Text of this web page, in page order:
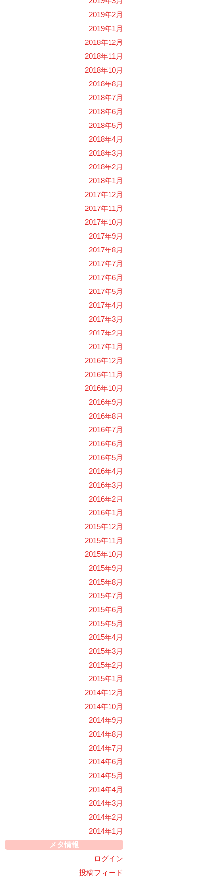
2019年2月
2019年1月
2018年12月
2018年11月
2018年10月
2018年8月
2018年7月
2018年6月
2018年5月
2018年4月
2018年3月
2018年2月
2018年1月
2017年12月
2017年11月
2017年10月
2017年9月
2017年8月
2017年7月
2017年6月
2017年5月
2017年4月
2017年3月
2017年2月
2017年1月
2016年12月
2016年11月
2016年10月
2016年9月
2016年8月
2016年7月
2016年6月
2016年5月
2016年4月
2016年3月
2016年2月
2016年1月
2015年12月
2015年11月
2015年10月
2015年9月
2015年8月
2015年7月
2015年6月
2015年5月
2015年4月
2015年3月
2015年2月
2015年1月
2014年12月
2014年10月
2014年9月
2014年8月
2014年7月
2014年6月
2014年5月
2014年4月
2014年3月
2014年2月
2014年1月
メタ情報
ログイン
投稿フィード